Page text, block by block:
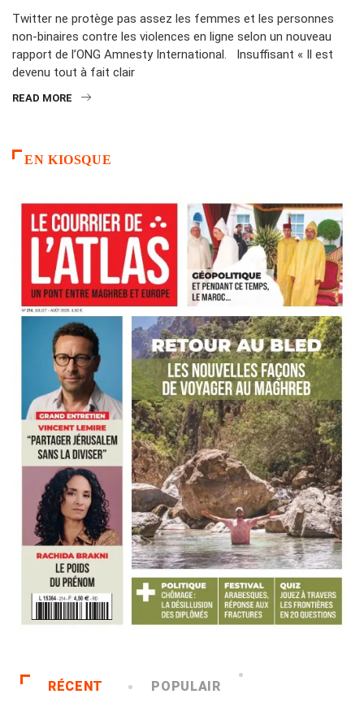
Twitter ne protège pas assez les femmes et les personnes
non-binaires contre les violences en ligne selon un nouveau
rapport de l’ONG Amnesty International. Insuffisant « Il est
devenu tout à fait clair
READ MORE
EN KIOSQUE
RÉCENT POPULAIR